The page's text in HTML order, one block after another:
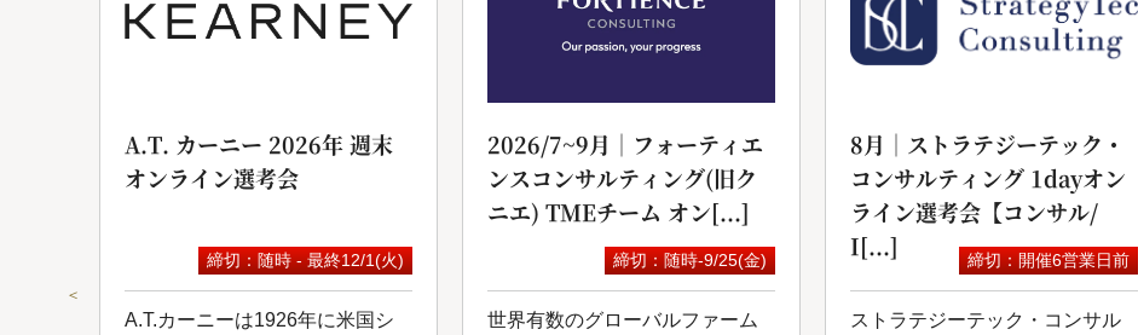
＜
A.T. カーニー 2026年 週末
オンライン選考会
締切：随時 - 最終12/1(火)
A.T.カーニーは1926年に米国シ
2026/7~9月｜フォーティエ
ンスコンサルティング(旧ク
ニエ) TMEチーム オン[...]
締切：随時-9/25(金)
世界有数のグローバルファーム
8月｜ストラテジーテック・
コンサルティング 1dayオン
ライン選考会【コンサル/
I[...]
締切：開催6営業日前
ストラテジーテック・コンサル